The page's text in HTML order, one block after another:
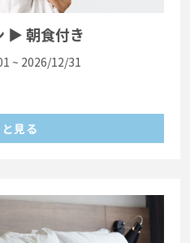
▶ 朝食付き
~ 2026/12/31
見る